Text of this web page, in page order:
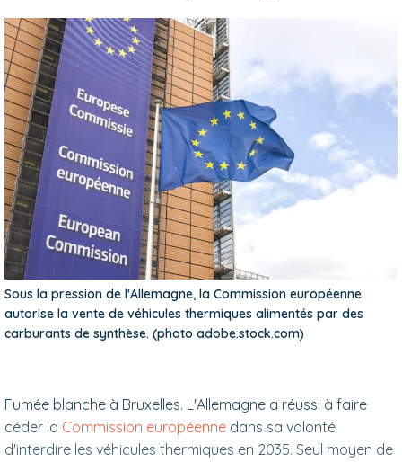
Sous la pression de l'Allemagne, la Commission européenne
autorise la vente de véhicules thermiques alimentés par des
carburants de synthèse. (photo adobe.stock.com)
Fumée blanche à Bruxelles. L'Allemagne a réussi à faire
céder la Commission européenne dans sa volonté
d'interdire les véhicules thermiques en 2035. Seul moyen de